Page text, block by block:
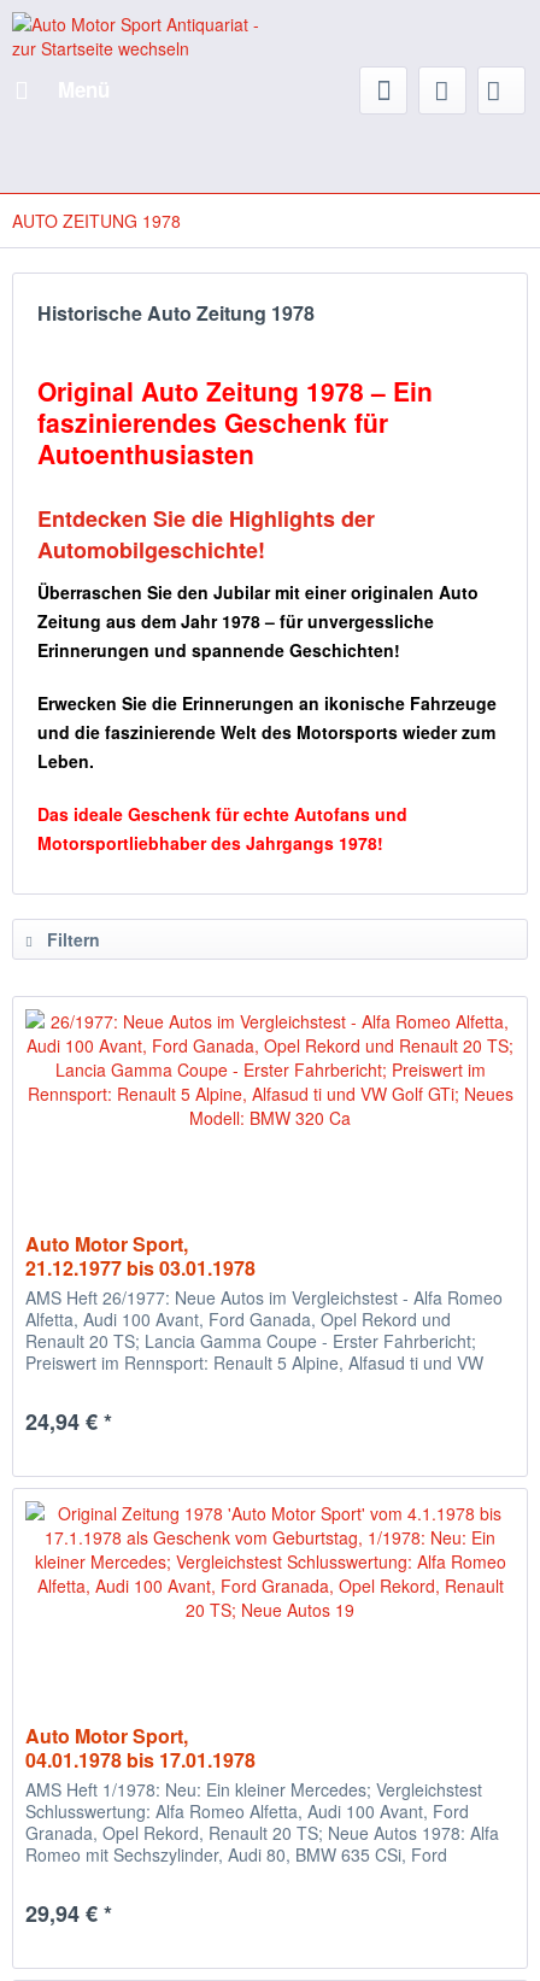
AUTO ZEITUNG 1978
Historische Auto Zeitung 1978
Original Auto Zeitung 1978 – Ein
faszinierendes Geschenk für
Autoenthusiasten
Entdecken Sie die Highlights der
Automobilgeschichte!
Überraschen Sie den Jubilar mit einer originalen Auto
Zeitung aus dem Jahr 1978 – für unvergessliche
Erinnerungen und spannende Geschichten!
Erwecken Sie die Erinnerungen an ikonische Fahrzeuge
und die faszinierende Welt des Motorsports wieder zum
Leben.
Das ideale Geschenk für echte Autofans und
Motorsportliebhaber des Jahrgangs 1978!
Filtern
Auto Motor Sport,
21.12.1977 bis 03.01.1978
AMS Heft 26/1977: Neue Autos im Vergleichstest - Alfa Romeo
Alfetta, Audi 100 Avant, Ford Ganada, Opel Rekord und
Renault 20 TS; Lancia Gamma Coupe - Erster Fahrbericht;
Preiswert im Rennsport: Renault 5 Alpine, Alfasud ti und VW
24,94 € *
Auto Motor Sport,
04.01.1978 bis 17.01.1978
AMS Heft 1/1978: Neu: Ein kleiner Mercedes; Vergleichstest
Schlusswertung: Alfa Romeo Alfetta, Audi 100 Avant, Ford
Granada, Opel Rekord, Renault 20 TS; Neue Autos 1978: Alfa
Romeo mit Sechszylinder, Audi 80, BMW 635 CSi, Ford
29,94 € *